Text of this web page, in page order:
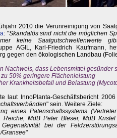
2010 die Verunreinigung von
: "Skandalös sind nicht die möglichen
keine Saatgutschwellenwerte
AGIL, Karl-Friedrich Kaufmann,
gegen den ökologischen Landbau
Nachweis, dass Lebensmittel gesünder
zu 50% geringere Flächenleistung
Krankheitsbefall und Belastung
laut InnoPlanta-Geschäftsbericht
" sein. Weitere Ziele:
eines Patenschaftssystems
Reiche, MdB Peter Bleser, MdB
bei der
Gransee"